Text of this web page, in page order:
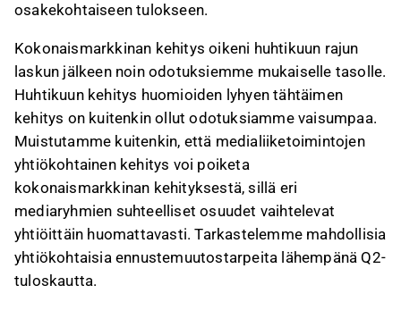
osakekohtaiseen tulokseen.
Kokonaismarkkinan kehitys oikeni huhtikuun rajun
laskun jälkeen noin odotuksiemme mukaiselle tasolle.
Huhtikuun kehitys huomioiden lyhyen tähtäimen
kehitys on kuitenkin ollut odotuksiamme vaisumpaa.
Muistutamme kuitenkin, että medialiiketoimintojen
yhtiökohtainen kehitys voi poiketa
kokonaismarkkinan kehityksestä, sillä eri
mediaryhmien suhteelliset osuudet vaihtelevat
yhtiöittäin huomattavasti. Tarkastelemme mahdollisia
yhtiökohtaisia ennustemuutostarpeita lähempänä Q2-
tuloskautta.